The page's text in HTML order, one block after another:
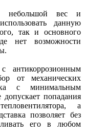
небольшой вес и
данную
так и основного
нет возможности
от механических
с минимальным
попадания
а
позволяет без
его в любом